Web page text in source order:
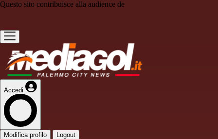
Questo sito contribuisce alla audience de
Accedi
Modifica profilo Logout